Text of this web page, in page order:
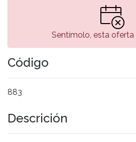
Sentímolo, esta oferta
Código
883
Descrición